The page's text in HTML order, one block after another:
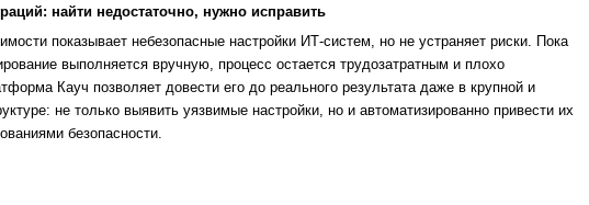
найти недостаточно, нужно исправить
показывает небезопасные настройки ИТ-систем, но не устраняет риски. Пока
выполняется вручную, процесс остается трудозатратным и плохо
Кауч позволяет довести его до реального результата даже в крупной и
не только выявить уязвимые настройки, но и автоматизированно привести их
безопасности.